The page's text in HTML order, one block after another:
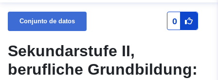
Conjunto de datos 0
Sekundarstufe II,
berufliche Grundbildung: